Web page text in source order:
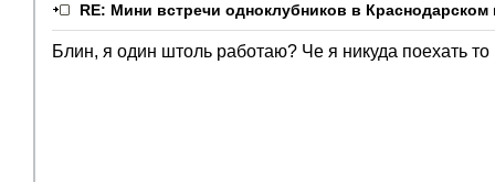
RE: Мини встречи одноклубников в Краснодарском
Блин, я один штоль работаю? Че я никуда поехать